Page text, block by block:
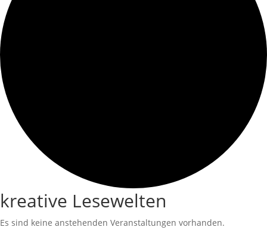
kreative Lesewelten
Es sind keine anstehenden Veranstaltungen vorhanden.